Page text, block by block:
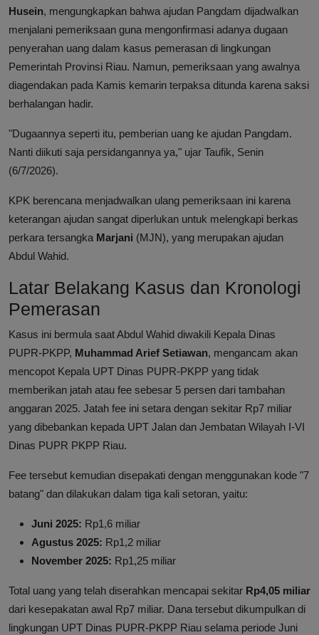
Husein, mengungkapkan bahwa ajudan Pangdam dijadwalkan
menjalani pemeriksaan guna mengonfirmasi adanya dugaan
penyerahan uang dalam kasus pemerasan di lingkungan
Pemerintah Provinsi Riau. Namun, pemeriksaan yang awalnya
diagendakan pada Kamis kemarin terpaksa ditunda karena saksi
berhalangan hadir.
"Dugaannya seperti itu, pemberian uang ke ajudan Pangdam.
Nanti diikuti saja persidangannya ya," ujar Taufik, Senin
(6/7/2026).
KPK berencana menjadwalkan ulang pemeriksaan ini karena
keterangan ajudan sangat diperlukan untuk melengkapi berkas
perkara tersangka Marjani (MJN), yang merupakan ajudan
Abdul Wahid.
Latar Belakang Kasus dan Kronologi
Pemerasan
Kasus ini bermula saat Abdul Wahid diwakili Kepala Dinas
PUPR-PKPP, Muhammad Arief Setiawan, mengancam akan
mencopot Kepala UPT Dinas PUPR-PKPP yang tidak
memberikan jatah atau fee sebesar 5 persen dari tambahan
anggaran 2025. Jatah fee ini setara dengan sekitar Rp7 miliar
yang dibebankan kepada UPT Jalan dan Jembatan Wilayah I-VI
Dinas PUPR PKPP Riau.
Fee tersebut kemudian disepakati dengan menggunakan kode "7
batang" dan dilakukan dalam tiga kali setoran, yaitu:
Juni 2025: Rp1,6 miliar
Agustus 2025: Rp1,2 miliar
November 2025: Rp1,25 miliar
Total uang yang telah diserahkan mencapai sekitar Rp4,05 miliar
dari kesepakatan awal Rp7 miliar. Dana tersebut dikumpulkan di
lingkungan UPT Dinas PUPR-PKPP Riau selama periode Juni